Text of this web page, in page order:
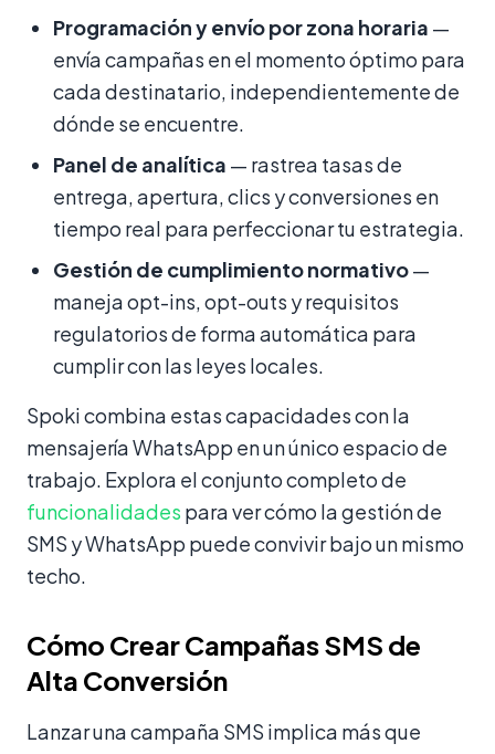
Programación y envío por zona horaria —
envía campañas en el momento óptimo para
cada destinatario, independientemente de
dónde se encuentre.
Panel de analítica — rastrea tasas de
entrega, apertura, clics y conversiones en
tiempo real para perfeccionar tu estrategia.
Gestión de cumplimiento normativo—
maneja opt-ins, opt-outs y requisitos
regulatorios de forma automática para
cumplir con las leyes locales.
Spoki combina estas capacidades con la
mensajería WhatsApp en un único espacio de
trabajo. Explora el conjunto completo de
funcionalidades para ver cómo la gestión de
SMS y WhatsApp puede convivir bajo un mismo
techo.
Cómo Crear Campañas SMS de
Alta Conversión
Lanzar una campaña SMS implica más que